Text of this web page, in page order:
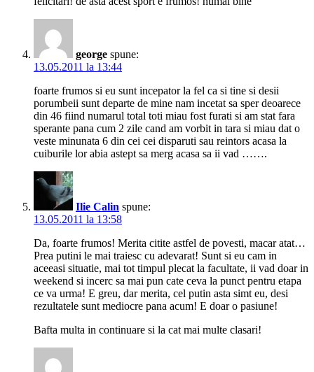
george spune:
13.05.2011 la 13:44
foarte frumos si eu sunt incepator la fel ca si tine si desii
porumbeii sunt departe de mine nam incetat sa sper deoarece
din 46 fiind numarul total toti miau fost furati si am stat fara
sperante pana cum 2 zile cand am vorbit in tara si miau dat o
veste minunata 6 din cei cei disparuti sau reintors acasa la
cuiburile lor abia astept sa merg acasa sa ii vad …….
Ilie Calin spune:
13.05.2011 la 13:58
Da, foarte frumos! Merita citite astfel de povesti, macar atat…
Prea putini le mai traiesc cu adevarat! Sunt si eu cam in
aceeasi situatie, mai tot timpul plecat la facultate, ii vad doar in
weekend si incerc sa mai pun cate ceva la punct pentru etapa
ce va urma! E greu, dar merita, cel putin asta simt eu, desi
rezultatele sunt mediocre pana acum! E doar o pasiune!
Bafta multa in continuare si la cat mai multe clasari!